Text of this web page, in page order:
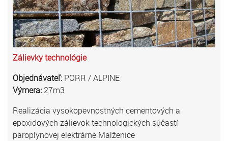
Zálievky technológie
Objednávateľ: PORR / ALPINE
Výmera: 27m3
Realizácia vysokopevnostných cementových a
epoxidových zálievok technologických súčastí
paroplynovej elektrárne Malženice